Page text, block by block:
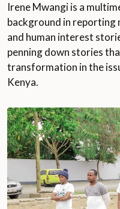
Irene Mwangi is a
background in reporting
and human interest
penning down stories
transformation in the
Kenya.